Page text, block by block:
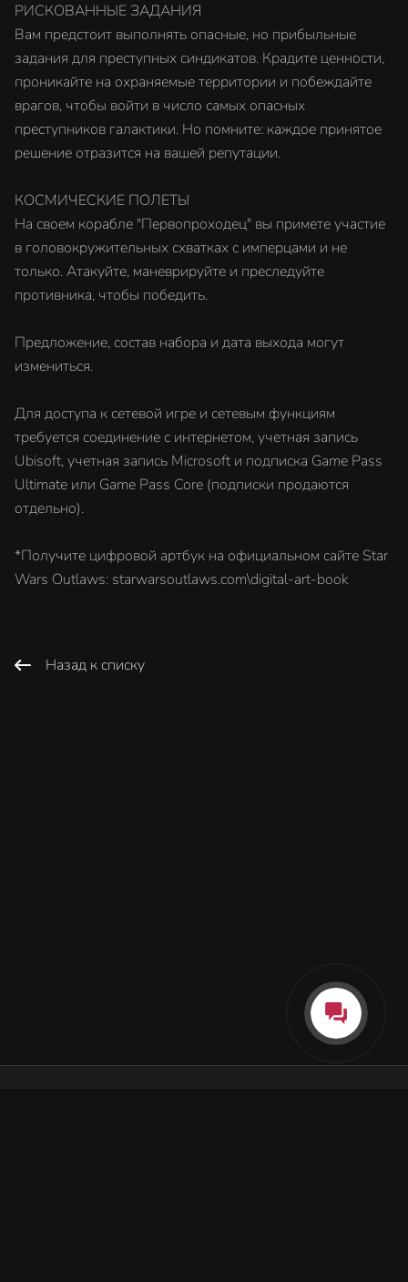
РИСКОВАННЫЕ ЗАДАНИЯ
Вам предстоит выполнять опасные, но прибыльные
задания для преступных синдикатов. Крадите ценности,
проникайте на охраняемые территории и побеждайте
врагов, чтобы войти в число самых опасных
преступников галактики. Но помните: каждое принятое
решение отразится на вашей репутации.
КОСМИЧЕСКИЕ ПОЛЕТЫ
На своем корабле "Первопроходец" вы примете участие
в головокружительных схватках с имперцами и не
только. Атакуйте, маневрируйте и преследуйте
противника, чтобы победить.
Предложение, состав набора и дата выхода могут
измениться.
Для доступа к сетевой игре и сетевым функциям
требуется соединение с интернетом, учетная запись
Ubisoft, учетная запись Microsoft и подписка Game Pass
Ultimate или Game Pass Core (подписки продаются
отдельно).
*Получите цифровой артбук на официальном сайте Star
Wars Outlaws: starwarsoutlaws.com\digital-art-book
Назад к списку